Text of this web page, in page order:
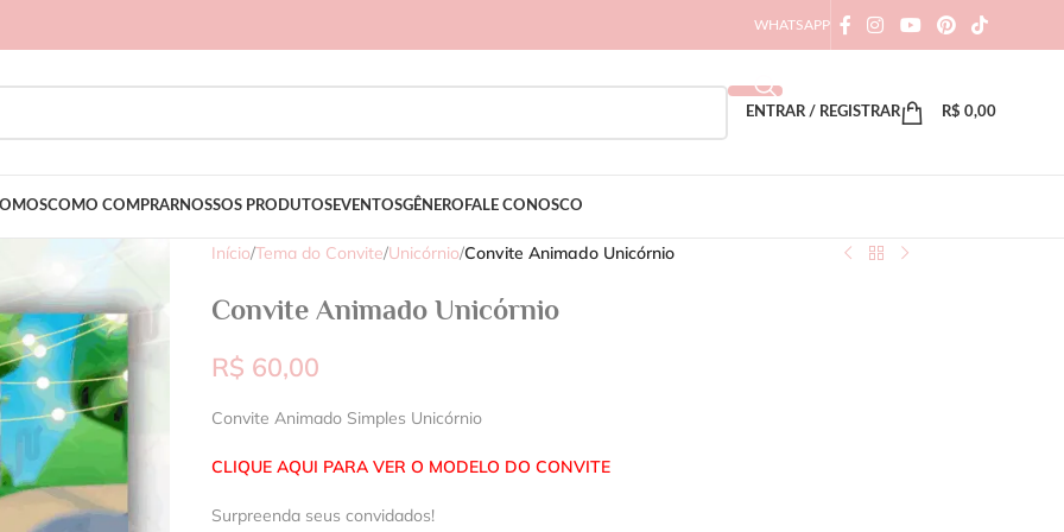
WHATSAPP
ENTRAR / REGISTRAR R$ 0,00
COMO COMPRARNOSSOS PRODUTOSEVENTOSGÊNERO FALE CONOSCO
Início/Tema do Convite/Unicórnio/Convite Animado Unicórnio
Convite Animado Unicórnio
R$ 60,00
Convite Animado Simples Unicórnio
CLIQUE AQUI PARA VER O MODELO DO CONVITE
Surpreenda seus convidados!